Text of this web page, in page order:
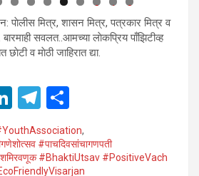
0 1
2
पाेलीस मित्र, शासन मित्र, पत्रकार मित्र व
सवलत..आमच्या लाेकप्रिय पाँझिटीव्ह
व माेठी जाहिरात द्या.
Li
n
ke
dI
T
e
gr
h
ar
e
,
#पाचदिवसांचागणपती
#BhaktiUtsav #PositiveVach